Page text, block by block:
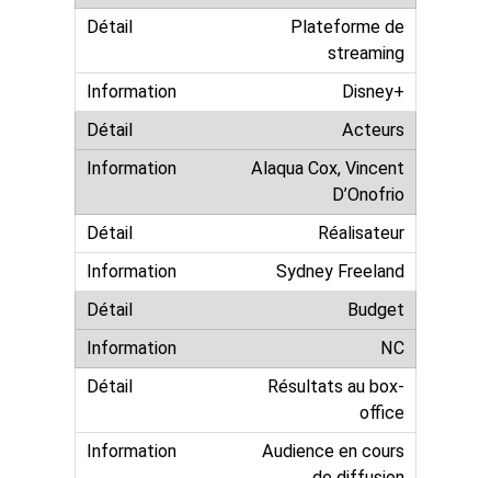
Plateforme de
streaming
Disney+
Acteurs
Alaqua Cox, Vincent
D’Onofrio
Réalisateur
Sydney Freeland
Budget
NC
Résultats au box-
office
Audience en cours